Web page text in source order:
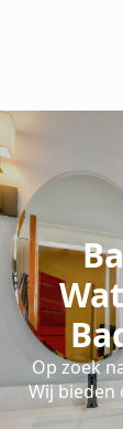
Op zoek
Wij bieden